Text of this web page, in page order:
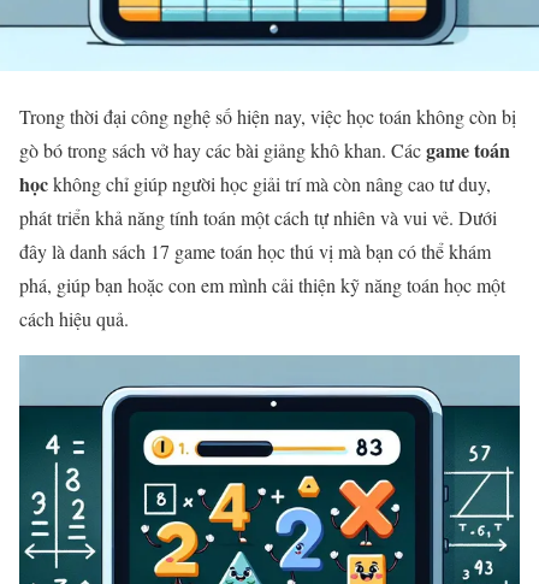
Trong thời đại công nghệ số hiện nay, việc học toán không còn bị
gò bó trong sách vở hay các bài giảng khô khan. Cácgame toán
họckhông chỉ giúp người học giải trí mà còn nâng cao tư duy,
phát triển khả năng tính toán một cách tự nhiên và vui vẻ. Dưới
đây là danh sách 17 game toán học thú vị mà bạn có thể khám
phá, giúp bạn hoặc con em mình cải thiện kỹ năng toán học một
cách hiệu quả.